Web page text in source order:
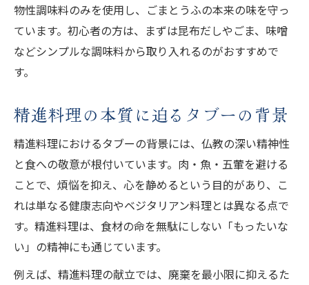
物性調味料のみを使用し、ごまとうふの本来の味を守っ
ています。初心者の方は、まずは昆布だしやごま、味噌
などシンプルな調味料から取り入れるのがおすすめで
す。
精進料理の本質に迫るタブーの背景
精進料理におけるタブーの背景には、仏教の深い精神性
と食への敬意が根付いています。肉・魚・五葷を避ける
ことで、煩悩を抑え、心を静めるという目的があり、こ
れは単なる健康志向やベジタリアン料理とは異なる点で
す。精進料理は、食材の命を無駄にしない「もったいな
い」の精神にも通じています。
例えば、精進料理の献立では、廃棄を最小限に抑えるた